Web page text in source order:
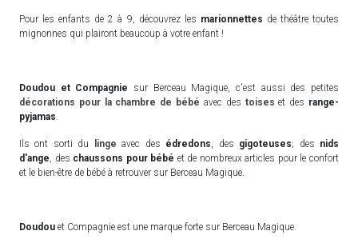
Pour les enfants de 2 à 9, découvrez les marionnettes de théâtre toutes
mignonnes qui plairont beaucoup à votre enfant !
Doudou et Compagnie sur Berceau Magique, c'est aussi des petites
décorations pour la chambre de bébé avec des toises et des range-
pyjamas
Ils ont sorti du linge avec des édredons , des gigoteuses; des nids
d'ange , des chaussons pour bébé et de nombreux articles pour le confort
et le bien-être de bébé à retrouver sur Berceau Magique.
Doudou et Compagnie est une marque forte sur Berceau Magique.